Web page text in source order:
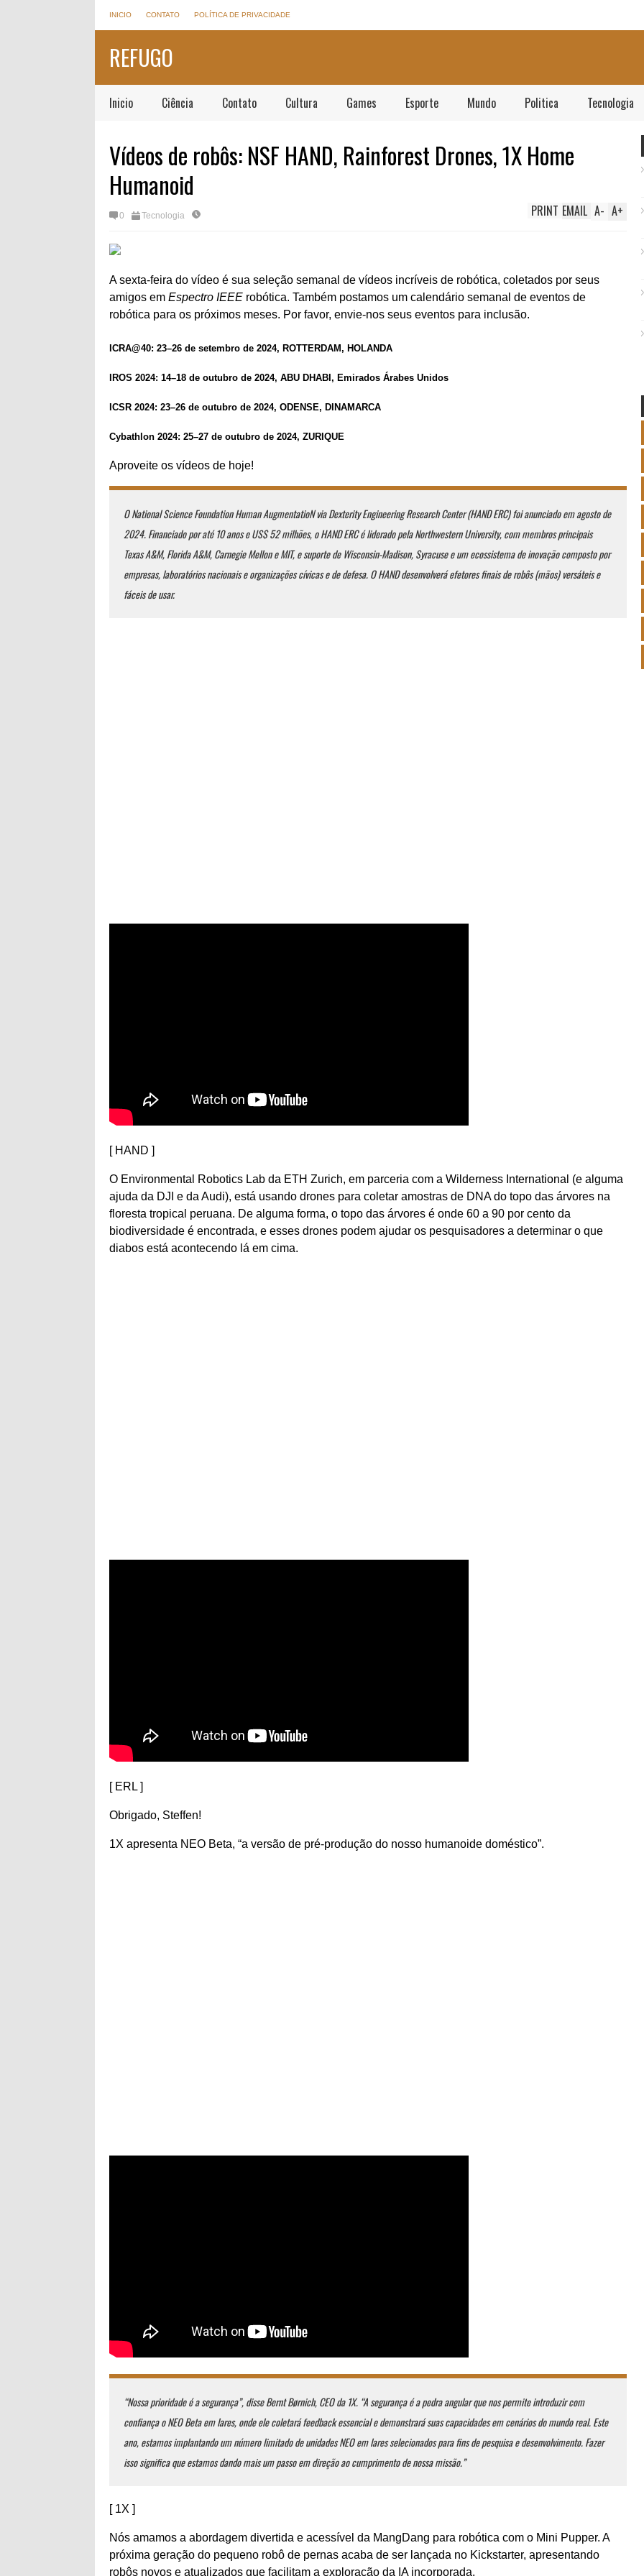
INICIO CONTATO POLÍTICA DE PRIVACIDADE
REFUGO
Inicio Ciência Contato Cultura Games Esporte Mundo Politica Tecnologia
Vídeos de robôs: NSF HAND, Rainforest Drones, 1X Home
Humanoid
0 Tecnologia A+
A-
EMAIL
PRINT
A sexta-feira do vídeo é sua seleção semanal de vídeos incríveis de robótica, coletados por seus
amigos em Espectro IEEE robótica. Também postamos um calendário semanal de eventos de
robótica para os próximos meses. Por favor, envie-nos seus eventos para inclusão.
ICRA@40: 23–26 de setembro de 2024, ROTTERDAM, HOLANDA
IROS 2024: 14–18 de outubro de 2024, ABU DHABI, Emirados Árabes Unidos
ICSR 2024: 23–26 de outubro de 2024, ODENSE, DINAMARCA
Cybathlon 2024: 25–27 de outubro de 2024, ZURIQUE
Aproveite os vídeos de hoje!
O National Science Foundation Human AugmentatioN via Dexterity Engineering Research Center (HAND ERC) foi anunciado em agosto de
2024. Financiado por até 10 anos e US$ 52 milhões, o HAND ERC é liderado pela Northwestern University, com membros principais
Texas A&M, Florida A&M, Carnegie Mellon e MIT, e suporte de Wisconsin-Madison, Syracuse e um ecossistema de inovação composto por
empresas, laboratórios nacionais e organizações cívicas e de defesa. O HAND desenvolverá efetores finais de robôs (mãos) versáteis e
fáceis de usar.
[ HAND ]
O Environmental Robotics Lab da ETH Zurich, em parceria com a Wilderness International (e alguma
ajuda da DJI e da Audi), está usando drones para coletar amostras de DNA do topo das árvores na
floresta tropical peruana. De alguma forma, o topo das árvores é onde 60 a 90 por cento da
biodiversidade é encontrada, e esses drones podem ajudar os pesquisadores a determinar o que
diabos está acontecendo lá em cima.
[ ERL ]
Obrigado, Steffen!
1X apresenta NEO Beta, “a versão de pré-produção do nosso humanoide doméstico”.
“Nossa prioridade é a segurança”, disse Bernt Børnich, CEO da 1X. “A segurança é a pedra angular que nos permite introduzir com
confiança o NEO Beta em lares, onde ele coletará feedback essencial e demonstrará suas capacidades em cenários do mundo real. Este
ano, estamos implantando um número limitado de unidades NEO em lares selecionados para fins de pesquisa e desenvolvimento. Fazer
isso significa que estamos dando mais um passo em direção ao cumprimento de nossa missão.”
[ 1X ]
Nós amamos a abordagem divertida e acessível da MangDang para robótica com o Mini Pupper. A
próxima geração do pequeno robô de pernas acaba de ser lançada no Kickstarter, apresentando
robôs novos e atualizados que facilitam a exploração da IA ​​incorporada.